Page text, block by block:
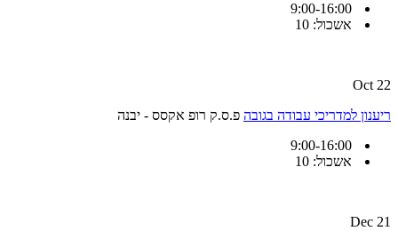
אשכול: 10
22 Oct
ריענון למדריכי עבודה בגובה פ.ס.ק רופ אקסס - יבנה
אשכול: 10
21 Dec